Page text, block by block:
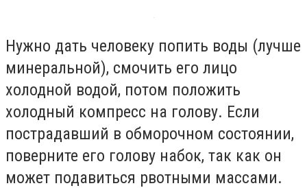
Нужно дать человеку попить воды (лучше
минеральной), смочить его лицо
холодной водой, потом положить
холодный компресс на голову. Если
пострадавший в обморочном состоянии,
поверните его голову набок, так как он
может подавиться рвотными массами.